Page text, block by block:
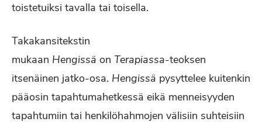
toistetuiksi tavalla tai toisella.
Takakansitekstin
mukaan Hengissä on Terapiassa-teoksen
itsenäinen jatko-osa. Hengissä pysyttelee kuitenkin
pääosin tapahtumahetkessä eikä menneisyyden
tapahtumiin tai henkilöhahmojen välisiin suhteisiin